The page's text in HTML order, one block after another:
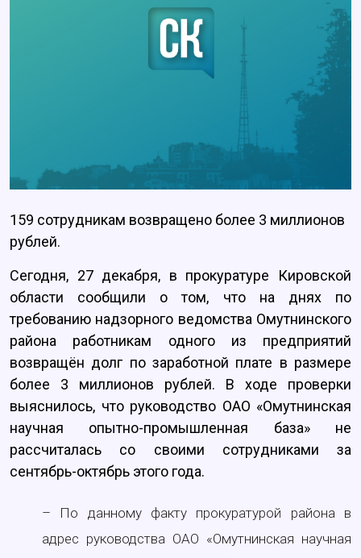
159 сотрудникам возвращено более 3 миллионов
рублей.
Сегодня, 27 декабря, в прокуратуре Кировской
области сообщили о том, что на днях по
требованию надзорного ведомства Омутнинского
района работникам одного из предприятий
возвращён долг по заработной плате в размере
более 3 миллионов рублей. В ходе проверки
выяснилось, что руководство ОАО «Омутнинская
научная опытно-промышленная база» не
рассчиталась со своими сотрудниками за
сентябрь-октябрь этого года.
– По данному факту прокуратурой района в
адрес руководства ОАО «Омутнинская научная